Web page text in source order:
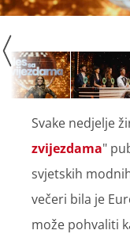
Svake nedjelje
zvijezdama"
svjetskih
večeri bila je
može pohvaliti